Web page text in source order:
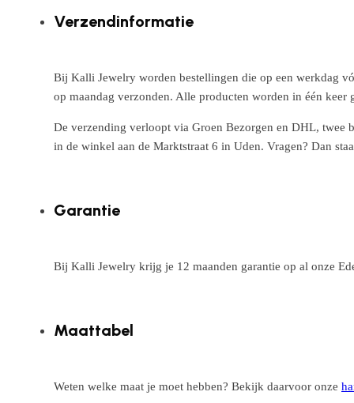
Verzendinformatie
Bij Kalli Jewelry worden bestellingen die op een werkdag
op maandag verzonden. Alle producten worden in één
De verzending verloopt via Groen Bezorgen en DHL, twee
in de winkel aan de Marktstraat 6 in Uden. Vragen? Dan
Garantie
Bij Kalli Jewelry krijg je 12 maanden garantie op al onze
Maattabel
Weten welke maat je moet hebben? Bekijk daarvoor onze